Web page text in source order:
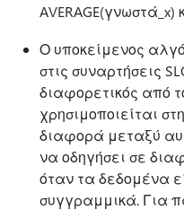
AVERAGE(γνωστά_x)
Ο υποκείμενος
στις συναρτήσεις
διαφορετικός από
χρησιμοποιείται
διαφορά μεταξύ
να οδηγήσει σε
όταν τα δεδομένα
συγγραμμικά. Για